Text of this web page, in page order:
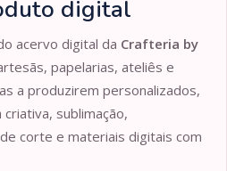
digital
acervo digital da Crafteria by
papelarias, ateliês e
a produzirem personalizados,
sublimação,
corte e materiais digitais com